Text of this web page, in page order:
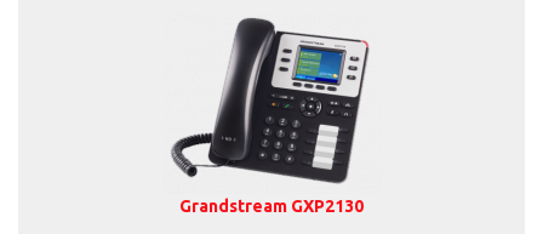
Grandstream GXP2130